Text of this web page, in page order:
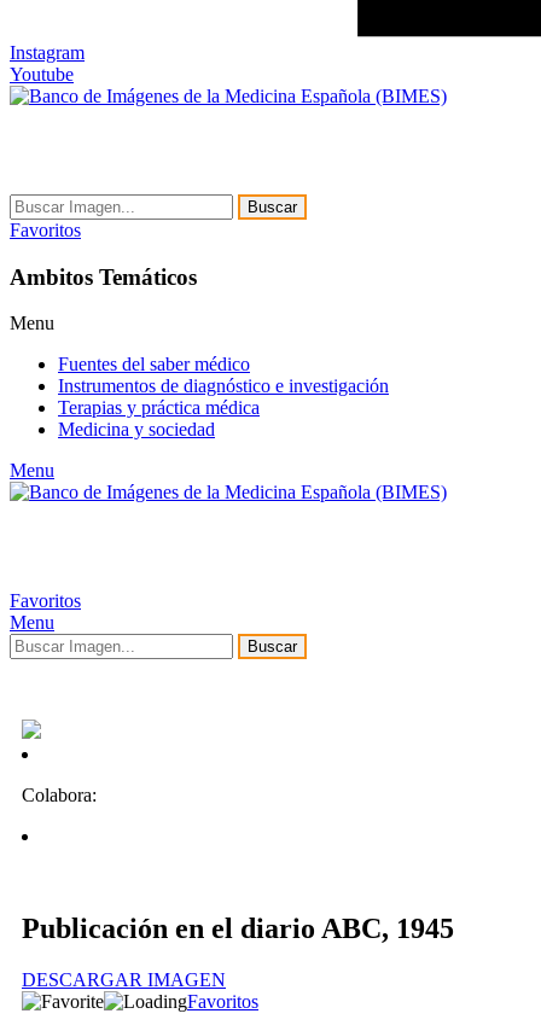
Instagram
Youtube
Buscar
Favoritos
Ambitos Temáticos
Menu
Fuentes del saber médico
Instrumentos de diagnóstico e investigación
Terapias y práctica médica
Medicina y sociedad
Menu
Favoritos
Menu
Buscar
Colabora:
Publicación en el diario ABC, 1945
DESCARGAR IMAGEN
Favoritos